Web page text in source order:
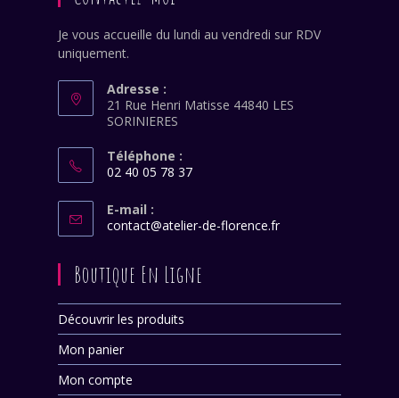
Je vous accueille du lundi au vendredi sur RDV
uniquement.
Adresse :
21 Rue Henri Matisse 44840 LES
SORINIERES
Téléphone :
02 40 05 78 37
dans
votre
E-mail :
contact@atelier-de-florence.frS’ouvre
Boutique En Ligne
Découvrir les produits
Mon panier
Mon compte